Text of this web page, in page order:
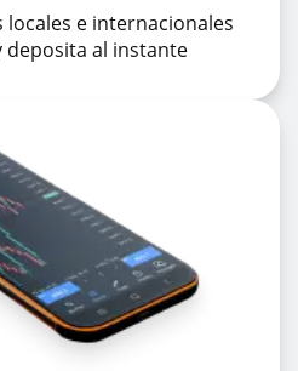
e internacionales
deposita al instante